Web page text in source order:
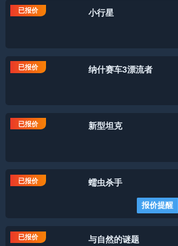
已报价 小行星
已报价 纳什赛车3漂流者
已报价 新型坦克
已报价 蠕虫杀手
报价提醒
已报价 与自然的谜题